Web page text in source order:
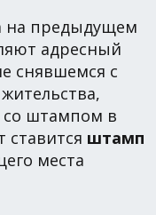
на предыдущем
адресный
снявшемся с
со штампом в
ставится штамп
места